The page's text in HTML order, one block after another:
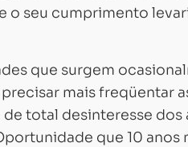
o seu cumprimento
que surgem
mais freqüentar
total desinteresse dos
que 10 anos